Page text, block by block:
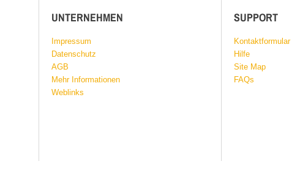
SUPPORT
Kontaktformular
Hilfe
Site Map
FAQs
UNTERNEHMEN
Impressum
Datenschutz
AGB
Mehr Informationen
Weblinks